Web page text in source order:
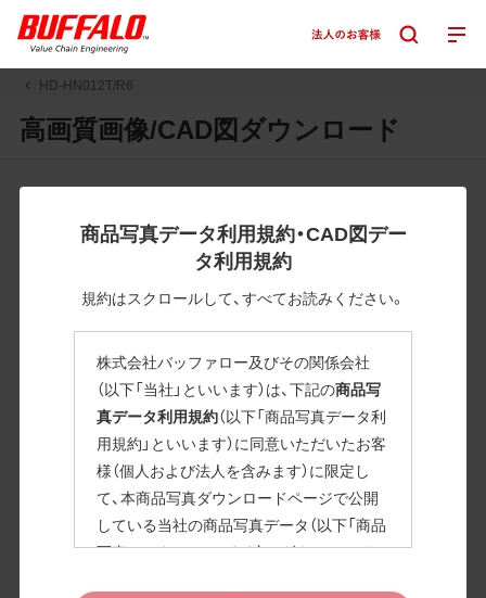
HD-HN012T/R6
高画質画像/CAD図ダウンロード
商品写真データ利用規約・CAD図デー
タ利用規約
規約はスクロールして、すべてお読みください。
株式会社バッファロー及びその関係会社
（以下「当社」といいます）は、下記の商品写
真データ利用規約（以下「商品写真データ利
用規約」といいます）に同意いただいたお客
様（個人および法人を含みます）に限定し
て、本商品写真ダウンロードページで公開
している当社の商品写真データ（以下「商品
写真データ」といいます）のダウンロードお
すと圧縮ファイルのダウンロードが始まります。
JPEG・EPSファイルにはパスが設定されています。画像編集
の際に便利です。PNG画像は原則として背景を透過したもの
を提供しています。
掲載データ「JPEG、PNG : 低解像度(RGBカラー)」 「EPS : 高
解像度(CMYKカラー)」
HD-HN012T/R6
高画質画像